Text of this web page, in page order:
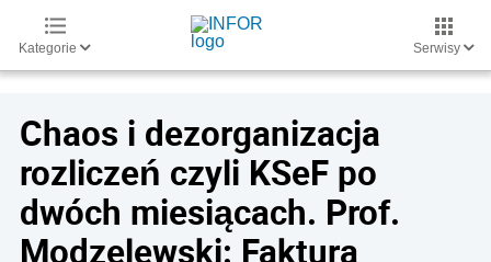
Kategorie Serwisy
Chaos i dezorganizacja
rozliczeń czyli KSeF po
dwóch miesiącach. Prof.
Modzelewski: Faktura